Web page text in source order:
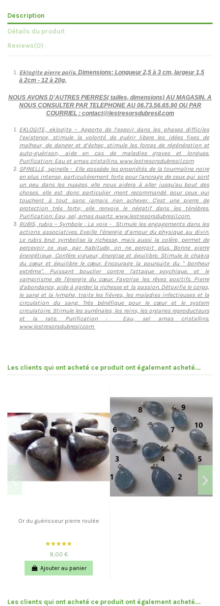
Description
Détails du produit
Reviews(0)
Eklogite pierre polis. Dimensions: Longueur 2,5 à 3 cm, largeur 1,5
à 2cm - 12 à 20g.
NOUS AVONS D'AUTRES PIERRES( tailles, dimensions) AU MAGASIN. A
NOUS CONSULTER PAR TELEPHONE AU 06.73.56.65.90 OU PAR
COURRIEL : contact@lestresorsdubresil.com
EKLOGITE, eklogite – Apporte de l’espoir dans les phases difficiles
l’existence, stimule la volonté de guérir libere les idées fixes de
malheur, de danger et d’échec, stimule les forces de régénération et
auto-guérison, aide en cas de maladies graves et longues.
Purification: Eau et amas cristallins. www.lestresorsdubresil.com
SPINELLE, spinelle - Elle possède les propriétés de la tourmaline noire
en plus intense, particulièrement forte pour l'ancrage de ceux qui sont
un peu dans les nuages, elle nous aidera à aller jusqu'au bout des
choses. elle est donc particulier ment recommandé pour ceux qui
touchent à tout sans jamais rien achever. C'est une pierre de
protection très forte; elle renvoie le négatif dans les ténèbres.
Purification: Eau, sel, amas quartz. www.lestresorsdubresil.com
RUBIS, rubis – Symbole : La voie - Stimule les engagements dans les
actions associatives. Eveille l’énergie d’amour du physique au divin.
Le rubis brut symbolise la richesse, mais aussi la colère, permet de
percevoir ce que, par habitude, on ne perçoit plus. Bonne pierre
énergétique, Confère vigueur, énergise et équilibre. Stimule le chakra
du cœur et équilibre le cœur. Encourage la poursuite du " bonheur
extrême". Puissant bouclier contre l'attaque psychique. et le
vampirisme de l'énergie du cœur. Favorise les rêves positifs. Pierre
d'abondance, aide à garder la richesse et la passion. Détoxifie le corps,
le sang et la lymphe, traite les fièvres, les maladies infectieuses et la
circulation du sang. Très bénéfique pour le cœur et le system
circulatoire. Stimule les surrénales, les reins, les organes reproducteurs
et la rate. Purification : Eau, sel amas cristallins.
www.lestresorsdubresil.com
Les clients qui ont acheté ce produit ont également acheté...
Or du guérisseur pierre roulée
9,00 €
Ajouter au panier
Les clients qui ont acheté ce produit ont également acheté...